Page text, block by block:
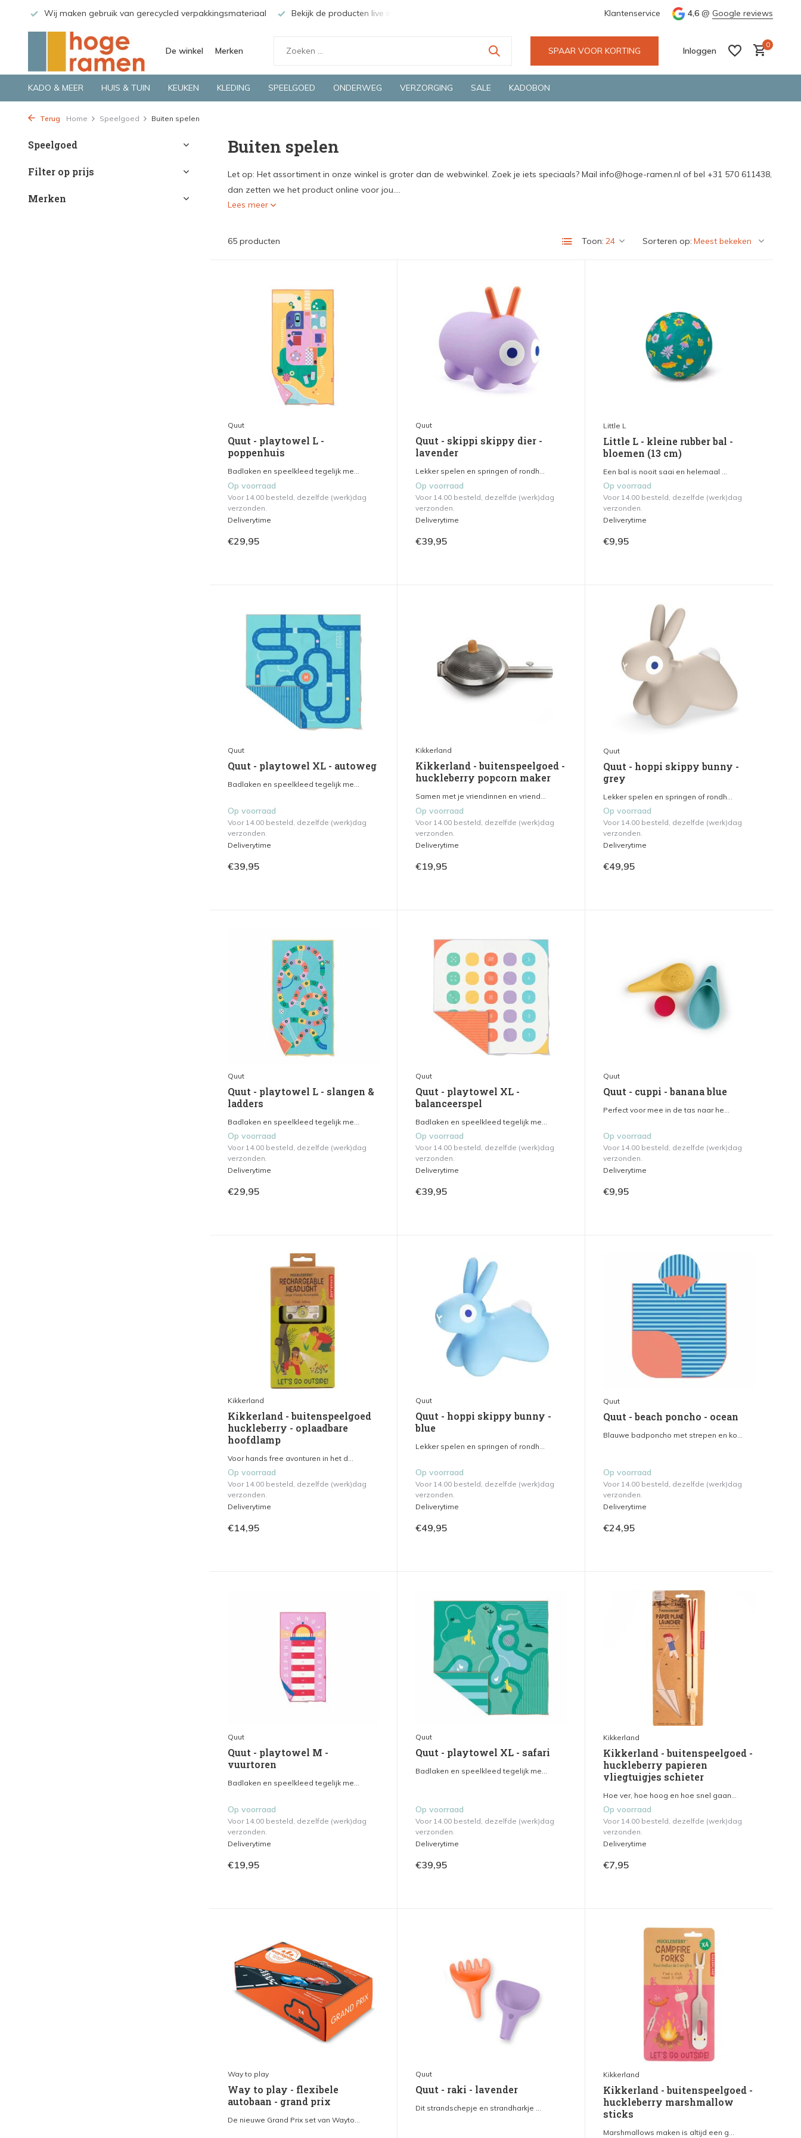
Bekijk de producten live in onze winkel in Deventer Groene en snelle bezorging door o.a. Fietskoerier en GLS. Wij maken gebruik van gerecycled verpakkingsmateriaal
Klantenservice 4,6 @ Google reviews
De winkel Merken SPAAR VOOR KORTING Inloggen
0
KADO & MEER HUIS & TUIN KEUKEN KLEDING SPEELGOED ONDERWEG VERZORGING SALE KADOBON
Terug Home Speelgoed Buiten spelen
Speelgoed
Filter op prijs
Merken
Buiten spelen
Let op: Het assortiment in onze winkel is groter dan de webwinkel. Zoek je iets speciaals? Mail info@hoge-ramen.nl of bel +31 570 611438,
dan zetten we het product online voor jou....
Lees meer
65 producten Toon: Sorteren op:
Quut
Quut - playtowel L -
poppenhuis
Badlaken en speelkleed tegelijk me...
Op voorraad
Voor 14.00 besteld, dezelfde (werk)dag
verzonden.
Deliverytime
€29,95
Quut
Quut - skippi skippy dier -
lavender
Lekker spelen en springen of rondh...
Op voorraad
Voor 14.00 besteld, dezelfde (werk)dag
verzonden.
Deliverytime
€39,95
Little L
Little L - kleine rubber bal -
bloemen (13 cm)
Een bal is nooit saai en helemaal ...
Op voorraad
Voor 14.00 besteld, dezelfde (werk)dag
verzonden.
Deliverytime
€9,95
Quut
Quut - playtowel XL - autoweg
Badlaken en speelkleed tegelijk me...
Op voorraad
Voor 14.00 besteld, dezelfde (werk)dag
verzonden.
Deliverytime
€39,95
Kikkerland
Kikkerland - buitenspeelgoed -
huckleberry popcorn maker
Samen met je vriendinnen en vriend...
Op voorraad
Voor 14.00 besteld, dezelfde (werk)dag
verzonden.
Deliverytime
€19,95
Quut
Quut - hoppi skippy bunny -
grey
Lekker spelen en springen of rondh...
Op voorraad
Voor 14.00 besteld, dezelfde (werk)dag
verzonden.
Deliverytime
€49,95
Quut
Quut - playtowel L - slangen &
ladders
Badlaken en speelkleed tegelijk me...
Op voorraad
Voor 14.00 besteld, dezelfde (werk)dag
verzonden.
Deliverytime
€29,95
Quut
Quut - playtowel XL -
balanceerspel
Badlaken en speelkleed tegelijk me...
Op voorraad
Voor 14.00 besteld, dezelfde (werk)dag
verzonden.
Deliverytime
€39,95
Quut
Quut - cuppi - banana blue
Perfect voor mee in de tas naar he...
Op voorraad
Voor 14.00 besteld, dezelfde (werk)dag
verzonden.
Deliverytime
€9,95
Kikkerland
Kikkerland - buitenspeelgoed
huckleberry - oplaadbare
hoofdlamp
Voor hands free avonturen in het d...
Op voorraad
Voor 14.00 besteld, dezelfde (werk)dag
verzonden.
Deliverytime
€14,95
Quut
Quut - hoppi skippy bunny -
blue
Lekker spelen en springen of rondh...
Op voorraad
Voor 14.00 besteld, dezelfde (werk)dag
verzonden.
Deliverytime
€49,95
Quut
Quut - beach poncho - ocean
Blauwe badponcho met strepen en ko...
Op voorraad
Voor 14.00 besteld, dezelfde (werk)dag
verzonden.
Deliverytime
€24,95
Quut
Quut - playtowel M -
vuurtoren
Badlaken en speelkleed tegelijk me...
Op voorraad
Voor 14.00 besteld, dezelfde (werk)dag
verzonden.
Deliverytime
€19,95
Quut
Quut - playtowel XL - safari
Badlaken en speelkleed tegelijk me...
Op voorraad
Voor 14.00 besteld, dezelfde (werk)dag
verzonden.
Deliverytime
€39,95
Kikkerland
Kikkerland - buitenspeelgoed -
huckleberry papieren
vliegtuigjes schieter
Hoe ver, hoe hoog en hoe snel gaan...
Op voorraad
Voor 14.00 besteld, dezelfde (werk)dag
verzonden.
Deliverytime
€7,95
Way to play
Way to play - flexibele
autobaan - grand prix
De nieuwe Grand Prix set van Wayto...
Quut
Quut - raki - lavender
Dit strandschepje en strandharkje ...
Kikkerland
Kikkerland - buitenspeelgoed -
huckleberry marshmallow
sticks
Marshmallows maken is altijd een g...